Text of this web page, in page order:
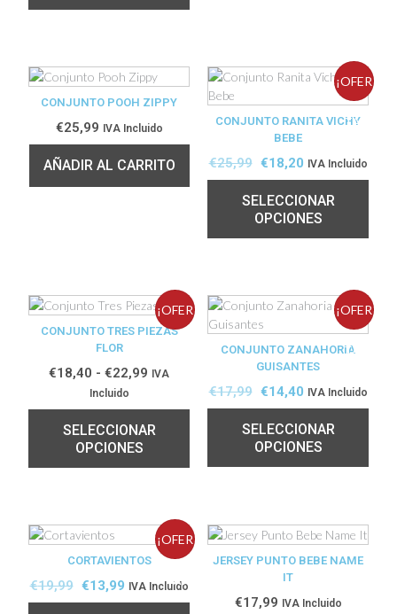
CONJUNTO POOH ZIPPY
€25,99 IVA Incluido
AÑADIR AL CARRITO
¡OFER
TA!
CONJUNTO RANITA VICHY
BEBE
€25,99 €18,20 IVA Incluido
SELECCIONAR
OPCIONES
¡OFER
CONJUNTO TRES PIEZAS
FLOR
€18,40 - €22,99 IVA
Incluido
SELECCIONAR
OPCIONES
¡OFER
TA!
CONJUNTO ZANAHORIA
GUISANTES
€17,99 €14,40 IVA Incluido
SELECCIONAR
OPCIONES
¡OFER
TA!
CORTAVIENTOS
€19,99 €13,99 IVA Incluido
JERSEY PUNTO BEBE NAME
IT
€17,99 IVA Incluido